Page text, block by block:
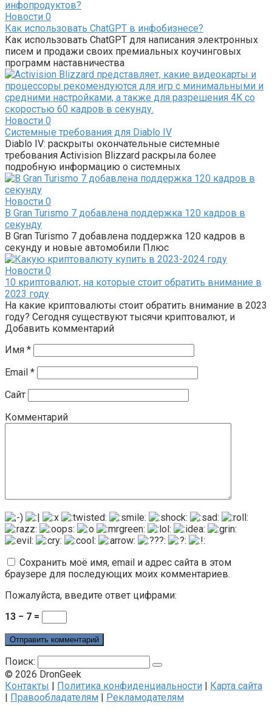
Новости 0
Как использовать ChatGPT в инфобизнесе?
Как использовать ChatGPT для написания электронных
писем и продажи своих премиальных коучинговых
программ наставничества
Новости 0
Системные требования для Diablo IV
Diablo IV: раскрыты окончательные системные
требования Activision Blizzard раскрыла более
подробную информацию о системных
Новости 0
В Gran Turismo 7 добавлена ​​поддержка 120 кадров в
секунду
В Gran Turismo 7 добавлена ​​поддержка 120 кадров в
секунду и новые автомобили Плюс
Новости 0
10 криптовалют, на которые стоит обратить внимание в
2023 году
На какие криптовалюты стоит обратить внимание в 2023
году? Сегодня существуют тысячи криптовалют, и
Добавить комментарий
Имя *
Email *
Сайт
Комментарий
Сохранить моё имя, email и адрес сайта в этом
браузере для последующих моих комментариев.
Пожалуйста, введите ответ цифрами:
13 − 7 =
Поиск:
© 2026 DronGeek
Контакты
Политика конфиденциальности
Карта сайта
Правообладателям Рекламодателям